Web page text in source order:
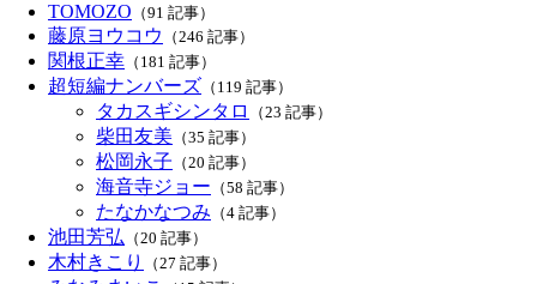
TOMOZO （91 記事）
藤原ヨウコウ （246 記事）
関根正幸 （181 記事）
超短編ナンバーズ （119 記事）
タカスギシンタロ （23 記事）
柴田友美 （35 記事）
松岡永子 （20 記事）
海音寺ジョー （58 記事）
たなかなつみ （4 記事）
池田芳弘 （20 記事）
木村きこり （27 記事）